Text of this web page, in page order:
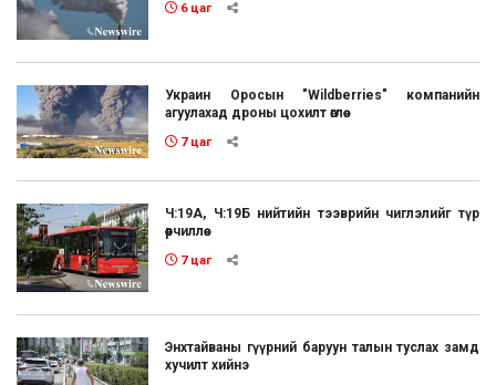
6 цаг
Украин Оросын "Wildberries" компанийн
агуулахад дроны цохилт өглөө
7 цаг
Ч:19А, Ч:19Б нийтийн тээврийн чиглэлийг түр
өөрчиллөө
7 цаг
Энхтайваны гүүрний баруун талын туслах замд
хучилт хийнэ